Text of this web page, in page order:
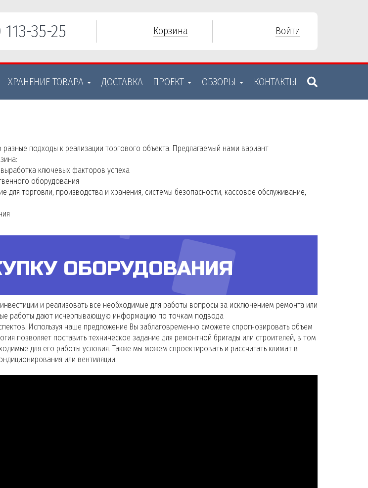
35-25 Корзина Войти
ХРАНЕНИЕ ТОВАРА ДОСТАВКА ПРОЕКТ ОБЗОРЫ КОНТАКТЫ
подходы к реализации торгового объекта. Предлагаемый нами вариант
ключевых факторов успеха
оборудования
торговли, производства и хранения, системы безопасности, кассовое обслуживание,
ОБОРУДОВАНИЯ
и реализовать все необходимые для работы вопросы за исключением ремонта или
работы дают исчерпывающую информацию по точкам подвода
Используя наше предложение Вы заблаговременно сможете спрогнозировать объем
позволяет поставить техническое задание для ремонтной бригады или строителей, в том
для его работы условия. Также мы можем cпроектировать и рассчитать климат в
или вентиляции.